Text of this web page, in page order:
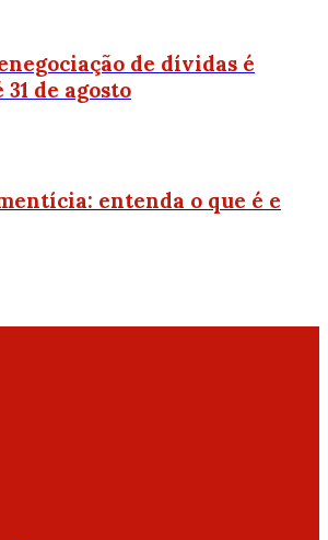
de dívidas é
de agosto
entenda o que é e